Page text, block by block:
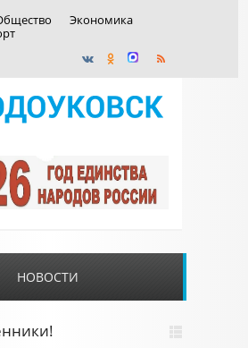
Экономика
НОВОСТИ